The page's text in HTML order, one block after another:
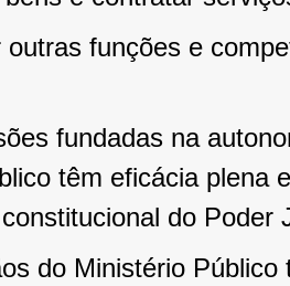
outras funções e
fundadas na
têm eficácia plena
do Poder
do Ministério